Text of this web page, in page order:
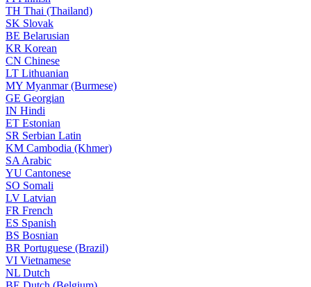
TH Thai (Thailand)
SK Slovak
BE Belarusian
KR Korean
CN Chinese
LT Lithuanian
MY Myanmar (Burmese)
GE Georgian
IN Hindi
ET Estonian
SR Serbian Latin
KM Cambodia (Khmer)
SA Arabic
YU Cantonese
SO Somali
LV Latvian
FR French
ES Spanish
BS Bosnian
BR Portuguese (Brazil)
VI Vietnamese
NL Dutch